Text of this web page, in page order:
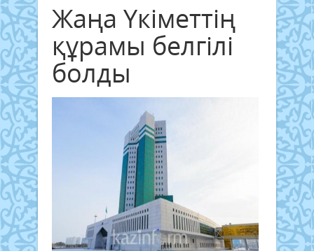
Жаңа Үкіметтің
құрамы белгілі
болды